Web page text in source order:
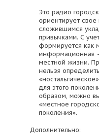
Это радио
ориентирует
сложившимся
привычками. С
формируется как
информационная
местной жизни.
нельзя
для этого
образом, можно
«местное
поколения».
Дополнительно: